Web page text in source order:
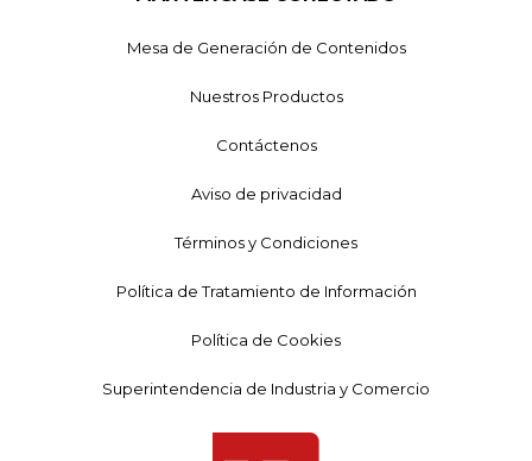
Mesa de Generación de Contenidos
Nuestros Productos
Contáctenos
Aviso de privacidad
Términos y Condiciones
Política de Tratamiento de Información
Política de Cookies
Superintendencia de Industria y Comercio